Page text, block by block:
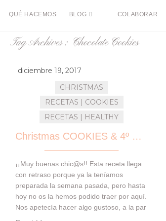
QUÉ HACEMOS BLOG COLABORAR
Tag Archives : Chocolate Cookies
diciembre 19, 2017
CHRISTMAS
RECETAS | COOKIES
RECETAS | HEALTHY
Christmas COOKIES & 4º CUMPLEBLOG!!!
¡¡Muy buenas chic@s!! Esta receta llega
con retraso porque ya la teníamos
preparada la semana pasada, pero hasta
hoy no os la hemos podido traer por aquí.
Nos apetecía hacer algo gustoso, a la par